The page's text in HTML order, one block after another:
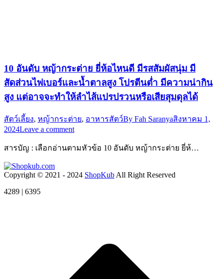
10 อันดับ หญ้ากระต่าย ยี่ห้อไหนดี มีรสสัมผัสนุ่ม มี
สัดส่วนไฟเบอร์และน้ำตาลสูง โปรตีนต่ำ มีความน่ากิน
สูง แต่อาจจะทำให้ลำไส้แปรปรวนหรือเสียสุมดุลได้
สัตว์เลี้ยง, หญ้ากระต่าย, อาหารสัตว์By Fah Saranyaสิงหาคม 1,
2024Leave a comment
สารบัญ : เลือกอ่านตามหัวข้อ 10 อันดับ หญ้ากระต่าย ยี่ห้…
Copyright © 2021 - 2024 ShopKub All Right Reserved
4289 | 6395